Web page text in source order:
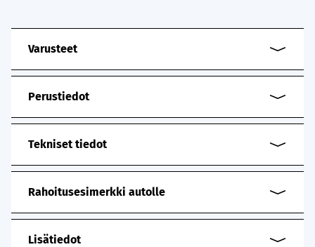
Varusteet
Perustiedot
Tekniset tiedot
Rahoitusesimerkki autolle
Lisätiedot